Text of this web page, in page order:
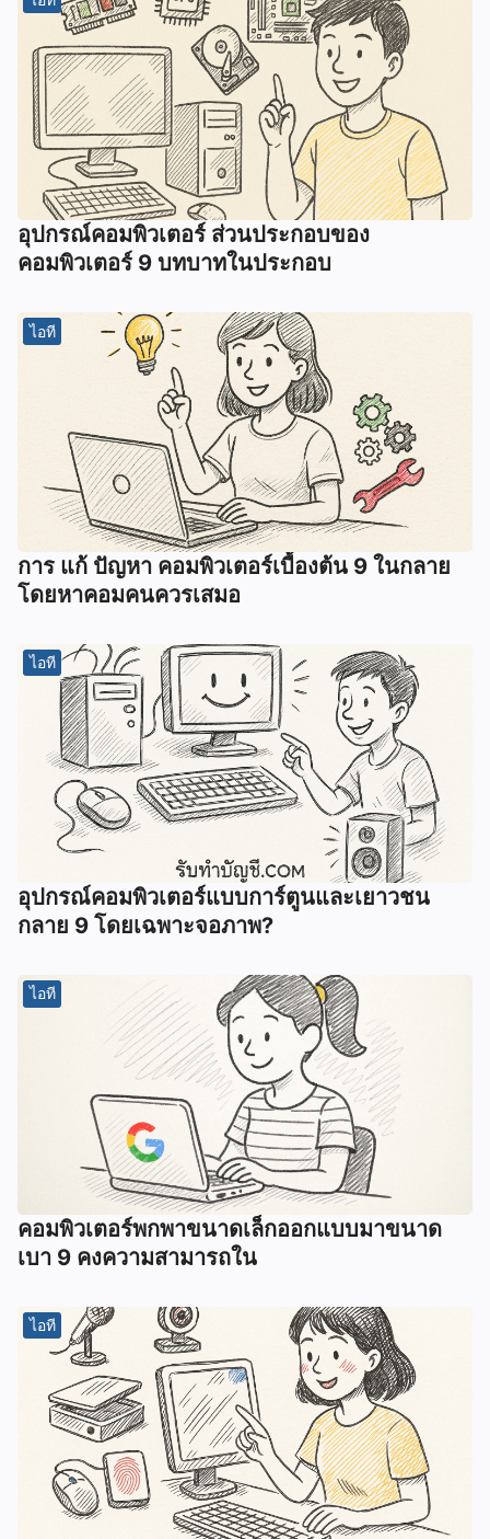
อุปกรณ์คอมพิวเตอร์ ส่วนประกอบของ
คอมพิวเตอร์ 9 บทบาทในประกอบ
ไอที
การ แก้ ปัญหา คอมพิวเตอร์เบื้องต้น 9 ในกลาย
โดยหาคอมคนควรเสมอ
ไอที
อุปกรณ์คอมพิวเตอร์แบบการ์ตูนและเยาวชน
กลาย 9 โดยเฉพาะจอภาพ?
ไอที
คอมพิวเตอร์พกพาขนาดเล็กออกแบบมาขนาด
เบา 9 คงความสามารถใน
ไอที